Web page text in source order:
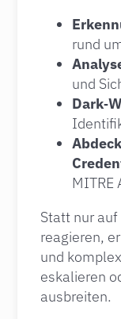
rund
und
MITRE
Statt nur
reagieren,
und
eskalieren
ausbreiten.